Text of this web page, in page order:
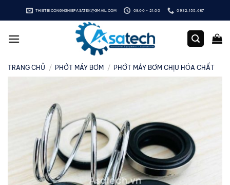
qua
dung
THIETBICONGNGHIEPASATEK@GMAIL.COM 08:00 - 21:00 0932.155.687
TRANG CHỦ / PHỚT MÁY BƠM / PHỚT MÁY BƠM CHỊU HÓA CHẤT